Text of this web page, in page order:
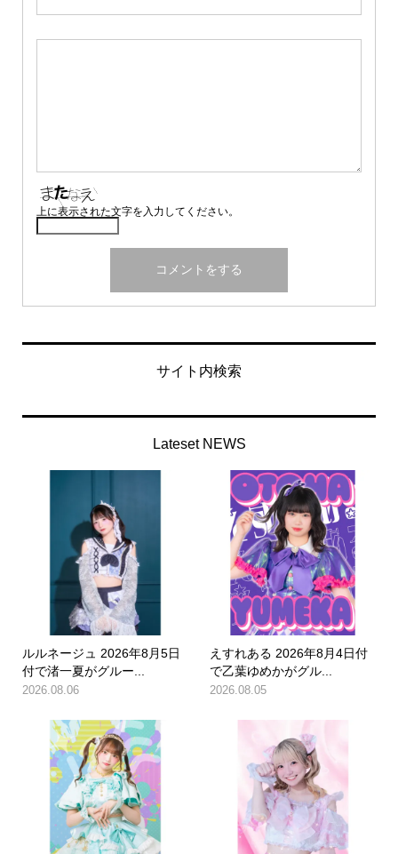
上に表示された文字を入力してください。
サイト内検索
Lateset NEWS
ルルネージュ 2026年8月5日
付で渚一夏がグルー...
2026.08.06
えすれある 2026年8月4日付
で乙葉ゆめかがグル...
2026.08.05